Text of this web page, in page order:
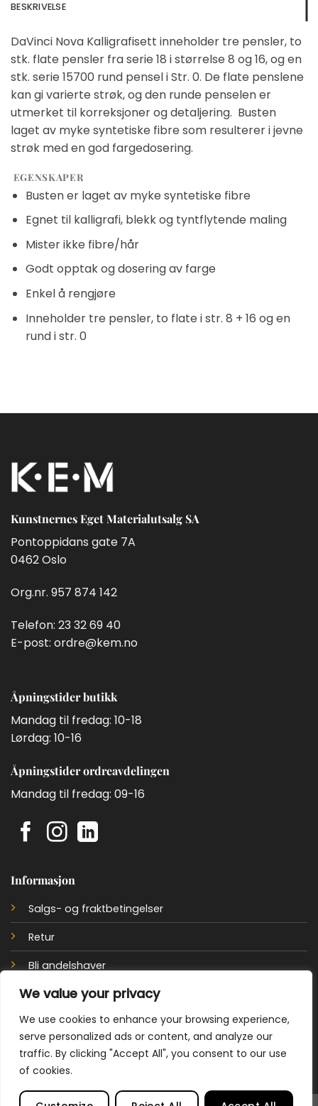
We value your privacy
We use cookies to enhance your browsing experience,
serve personalized ads or content, and analyze our
traffic. By clicking "Accept All", you consent to our use
of cookies.
BESKRIVELSE
DaVinci Nova Kalligrafisett inneholder tre pensler, to
stk. flate pensler fra serie 18 i størrelse 8 og 16, og en
stk. serie 15700 rund pensel i Str. 0. De flate penslene
kan gi varierte strøk, og den runde penselen er
utmerket til korreksjoner og detaljering. Busten
laget av myke syntetiske fibre som resulterer i jevne
strøk med en god fargedosering.
EGENSKAPER
Busten er laget av myke syntetiske fibre
Egnet til kalligrafi, blekk og tyntflytende maling
Mister ikke fibre/hår
Godt opptak og dosering av farge
Enkel å rengjøre
Inneholder tre pensler, to flate i str. 8 + 16 og en
rund i str. 0
Kunstnernes Eget Materialutsalg SA
Pontoppidans gate 7A
0462 Oslo
Org.nr. 957 874 142
Telefon: 23 32 69 40
E-post: ordre@kem.no
Åpningstider butikk
Mandag til fredag: 10-18
Lørdag: 10-16
Åpningstider ordreavdelingen
Mandag til fredag: 09-16
Informasjon
Salgs- og fraktbetingelser
Retur
Bli andelshaver
Personvernerklæring
Cookie policy